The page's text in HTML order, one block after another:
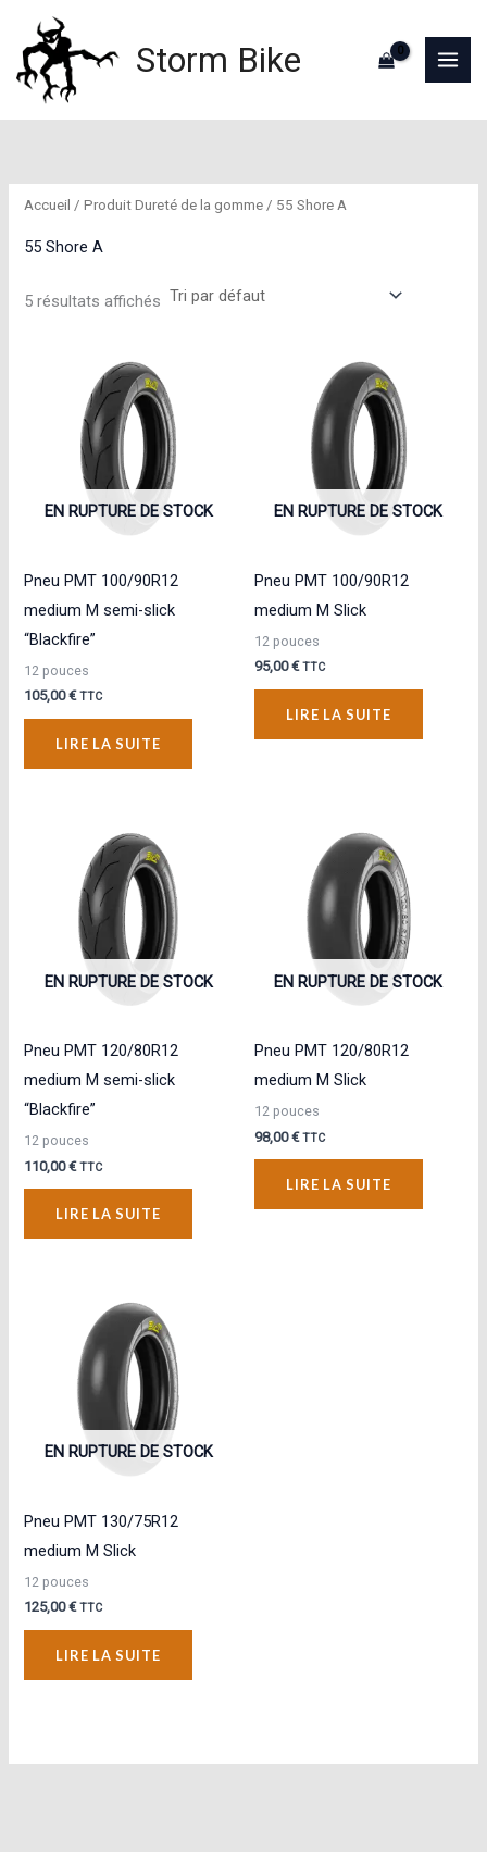
contenu
Storm Bike
Accueil / Produit Dureté de la gomme / 55 Shore A
55 Shore A
5 résultats affichés
EN RUPTURE DE STOCK
Pneu PMT 100/90R12
medium M semi-slick
“Blackfire”
12 pouces
105,00€ TTC
LIRE LA SUITE
EN RUPTURE DE STOCK
Pneu PMT 100/90R12
medium M Slick
12 pouces
95,00€ TTC
LIRE LA SUITE
EN RUPTURE DE STOCK
Pneu PMT 120/80R12
medium M semi-slick
“Blackfire”
12 pouces
110,00€ TTC
LIRE LA SUITE
EN RUPTURE DE STOCK
Pneu PMT 120/80R12
medium M Slick
12 pouces
98,00€ TTC
LIRE LA SUITE
EN RUPTURE DE STOCK
Pneu PMT 130/75R12
medium M Slick
12 pouces
125,00€ TTC
LIRE LA SUITE